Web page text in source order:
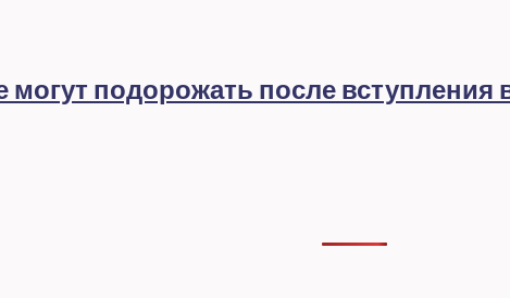
могут подорожать после вступления